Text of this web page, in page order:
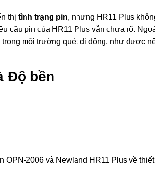
thịtình trạng pin, nhưng HR11 Plus
cầu pin của HR11 Plus vẫn chưa rõ.
môi trường quét di động, như được
Độ bền
OPN-2006 và Newland HR11 Plus về